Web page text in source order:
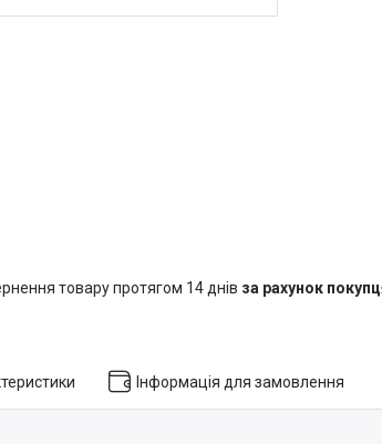
товару протягом 14 днів за рахунок
Інформація для замовлення